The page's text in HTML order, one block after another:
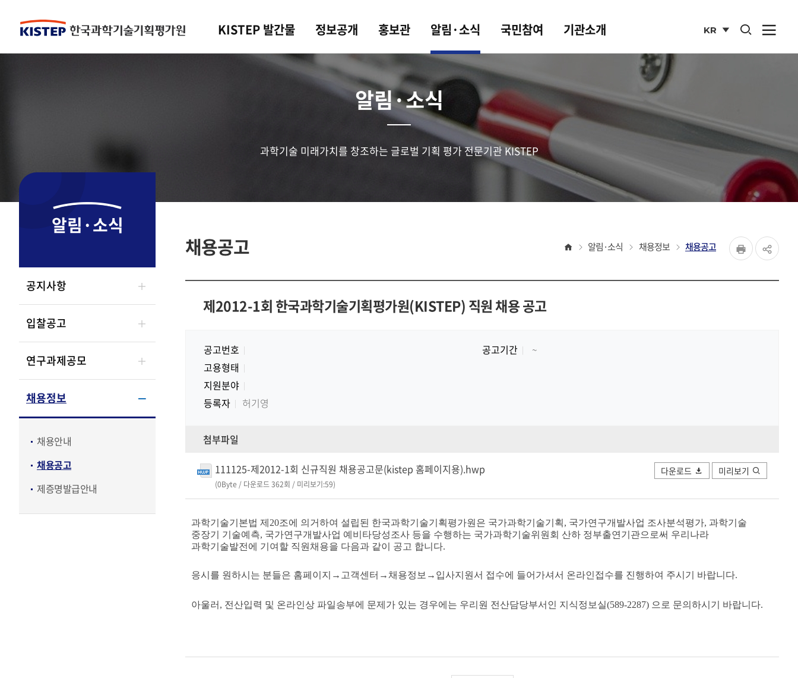
KISTEP 발간물 정보공개 홍보관 알림·소식 국민참여 기관소개
KR
사이트
통합검색 열기
사
열기
알림·소식
과학기술 미래가치를 창조하는 글로벌 기획 평가 전문기관 KISTEP
알림·소식
공지사항
입찰공고
연구과제공모
채용정보
채용안내
채용공고
제증명발급안내
채용공고 홈 알림·소식 채용정보 채용공고
페이지
제2012-1회 한국과학기술기획평가원(KISTEP) 직원 채용 공고
공고번호 공고기간
~
고용형태
지원분야
등록자
허기영
첨부파일
111125-제2012-1회 신규직원 채용공고문(kistep 홈페이지용).hwp
(0Byte / 다운로드 362회 / 미리보기:59)
다운로드 미리보기
과학기술기본법 제20조에 의거하여 설립된 한국과학기술기획평가원은 국가과학기술기획, 국가연구개발사업 조사분석평가, 과학기술
중장기
기술예측, 국가연구개발사업 예비타당성조사 등을 수행하는 국가과학기술위원회 산하 정부출연기관으로써 우리나라
과학기술발전에 기여할 직원채용을 다음과 같이 공고 합니다.
응시를 원하시는 분들은 홈페이지→고객센터→채용정보→입사지원서 접수에 들어가셔서 온라인접수를 진행하여 주시기 바랍니다.
아울러, 전산입력 및 온라인상 파일송부에 문제가 있는 경우에는 우리원 전산담당부서인 지식정보실(589-2287) 으로 문의하시기 바랍니다.